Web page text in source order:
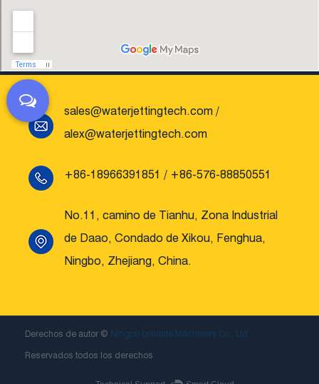
sales@waterjettingtech.com /
alex@waterjettingtech.com
+86-18966391851 / +86-576-88850551
No.11, camino de Tianhu, Zona Industrial
de Daao, Condado de Xikou, Fenghua,
Ningbo, Zhejiang, China.
Derechos de autor © Ningbo brillante Machinery Co., Ltd.
Reservados todos los derechos